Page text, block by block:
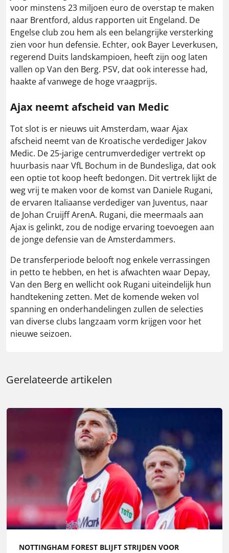
voor minstens 23 miljoen euro de overstap te maken
naar Brentford, aldus rapporten uit Engeland. De
Engelse club zou hem als een belangrijke versterking
zien voor hun defensie. Echter, ook Bayer Leverkusen,
regerend Duits landskampioen, heeft zijn oog laten
vallen op Van den Berg. PSV, dat ook interesse had,
haakte af vanwege de hoge vraagprijs​.
Ajax neemt afscheid van Medic
Tot slot is er nieuws uit Amsterdam, waar Ajax
afscheid neemt van de Kroatische verdediger Jakov
Medic. De 25-jarige centrumverdediger vertrekt op
huurbasis naar VfL Bochum in de Bundesliga, dat ook
een optie tot koop heeft bedongen. Dit vertrek lijkt de
weg vrij te maken voor de komst van Daniele Rugani,
de ervaren Italiaanse verdediger van Juventus, naar
de Johan Cruijff ArenA. Rugani, die meermaals aan
Ajax is gelinkt, zou de nodige ervaring toevoegen aan
de jonge defensie van de Amsterdammers​.
De transferperiode belooft nog enkele verrassingen
in petto te hebben, en het is afwachten waar Depay,
Van den Berg en wellicht ook Rugani uiteindelijk hun
handtekening zetten. Met de komende weken vol
spanning en onderhandelingen zullen de selecties
van diverse clubs langzaam vorm krijgen voor het
nieuwe seizoen.
Gerelateerde artikelen
NOTTINGHAM FOREST BLIJFT STRIJDEN VOOR